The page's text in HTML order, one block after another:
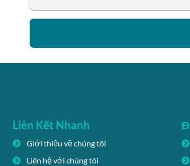
Liên Kết Nhanh
Giới thiệu về chúng tôi
Liên hệ với chúng tôi